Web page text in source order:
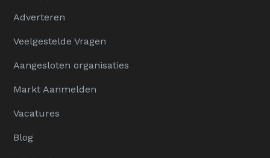
Adverteren
Veelgestelde Vragen
Aangesloten organisaties
Markt Aanmelden
Vacatures
Blog